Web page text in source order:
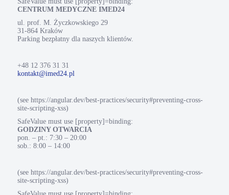
FacebookInstagram
CENTRUM MEDYCZNE IMED24
ul. prof. M. Życzkowskiego 29
31-864 Kraków
Parking bezpłatny dla naszych klientów.
+48 12 376 31 31
kontakt@imed24.pl
(see https://angular.dev/best-practices/security#preventing-cross-
site-scripting-xss)
SafeValue must use [property]=binding:
GODZINY OTWARCIA
pon. – pt.: 7:30 – 20:00
sob.: 8:00 – 14:00
(see https://angular.dev/best-practices/security#preventing-cross-
site-scripting-xss)